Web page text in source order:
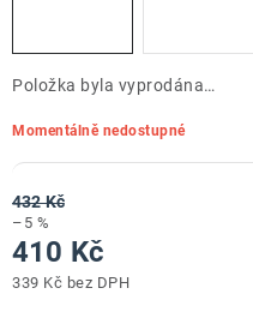
Položka byla vyprodána…
Momentálně nedostupné
432 Kč
–5 %
410 Kč
339 Kč bez DPH